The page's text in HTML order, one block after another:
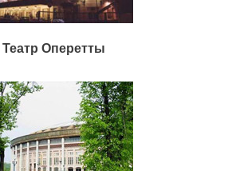
Театр Оперетты